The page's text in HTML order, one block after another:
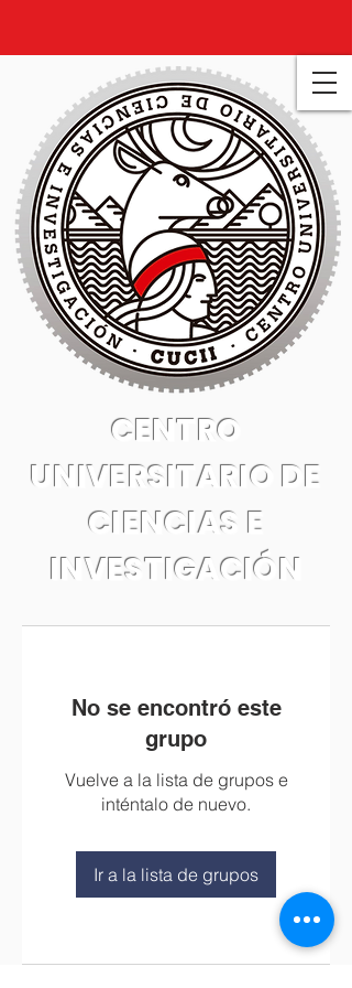
CENTRO
UNIVERSITARIO DE
CIENCIAS E
INVESTIGACIÓN
No se encontró este
grupo
Vuelve a la lista de grupos e
inténtalo de nuevo.
Ir a la lista de grupos